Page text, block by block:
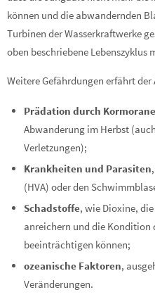
können und die abwandernden
Turbinen der Wasserkraftwerke
oben beschriebene Lebenszyklus
Weitere Gefährdungen erfährt
Prädation durch Kormorane
Abwanderung im Herbst
Verletzungen);
Krankheiten und Parasiten
(HVA) oder den
Schadstoffe, wie Dioxine,
anreichern und die Kondition
beeinträchtigen können;
ozeanische Faktoren,
Veränderungen.